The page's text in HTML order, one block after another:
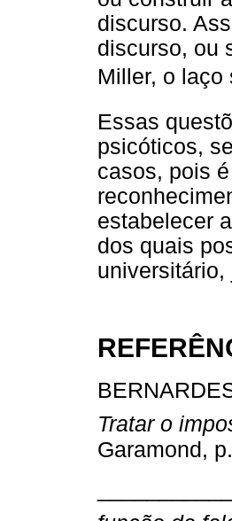
discurso.
discurso, ou
Miller, o
Essas
psicóticos,
casos, pois
estabelecer
dos quais
Tratar o
Garamond,